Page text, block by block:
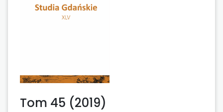
Tom 45 (2019)